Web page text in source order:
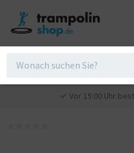
Vor 15:00 Uhr